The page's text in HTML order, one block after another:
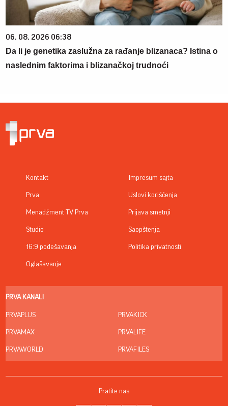
06. 08. 2026 06:38
Da li je genetika zaslužna za rađanje blizanaca? Istina o
naslednim faktorima i blizanačkoj trudnoći
Kontakt
Prva
Menadžment TV Prva
Studio
16:9 podešavanja
Oglašavanje
Impresum sajta
Uslovi korišćenja
Prijava smetnji
Saopštenja
Politika privatnosti
PRVA KANALI
PRVAPLUS
PRVAMAX
PRVAWORLD
PRVAKICK
PRVALIFE
PRVAFILES
Pratite nas